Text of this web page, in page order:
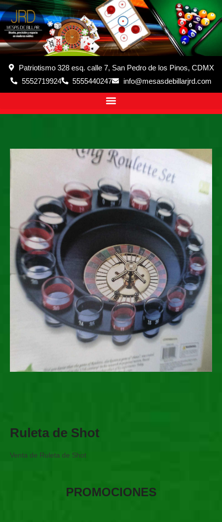
Patriotismo 328 esq. calle 7, San Pedro de los Pinos, CDMX
5552719924
5555440247 info@mesasdebillarjrd.com
Ruleta de Shot
Venta de Ruleta de Shot
PROMOCIONES